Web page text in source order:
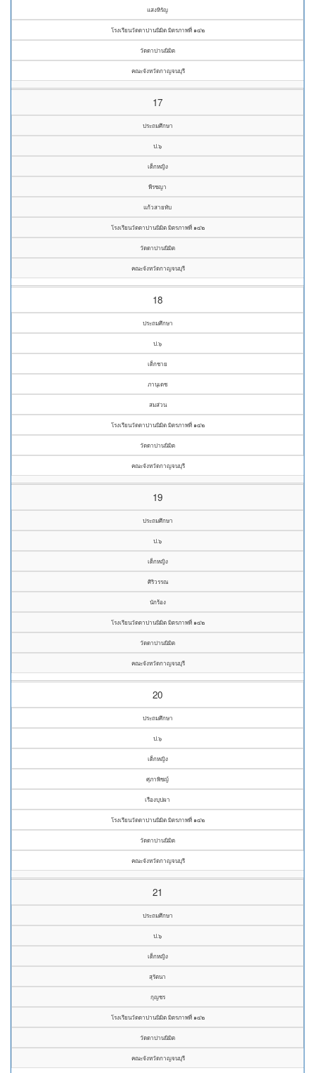
แสงหิรัญ
โรงเรียนวัดดาปานนิมิต มิตรภาพที่ ๑๔๒
วัดดาปานนิมิต
คณะจังหวัดกาญจนบุรี
17
ประถมศึกษา
ป.๖
เด็กหญิง
พีรชญา
แก้วสายทับ
โรงเรียนวัดดาปานนิมิต มิตรภาพที่ ๑๔๒
วัดดาปานนิมิต
คณะจังหวัดกาญจนบุรี
18
ประถมศึกษา
ป.๖
เด็กชาย
ภานุเดช
สมส่วน
โรงเรียนวัดดาปานนิมิต มิตรภาพที่ ๑๔๒
วัดดาปานนิมิต
คณะจังหวัดกาญจนบุรี
19
ประถมศึกษา
ป.๖
เด็กหญิง
ศิริวรรณ
นักร้อง
โรงเรียนวัดดาปานนิมิต มิตรภาพที่ ๑๔๒
วัดดาปานนิมิต
คณะจังหวัดกาญจนบุรี
20
ประถมศึกษา
ป.๖
เด็กหญิง
ศุภาพิชญ์
เรืองบุปผา
โรงเรียนวัดดาปานนิมิต มิตรภาพที่ ๑๔๒
วัดดาปานนิมิต
คณะจังหวัดกาญจนบุรี
21
ประถมศึกษา
ป.๖
เด็กหญิง
สุรัตนา
กุญชร
โรงเรียนวัดดาปานนิมิต มิตรภาพที่ ๑๔๒
วัดดาปานนิมิต
คณะจังหวัดกาญจนบุรี